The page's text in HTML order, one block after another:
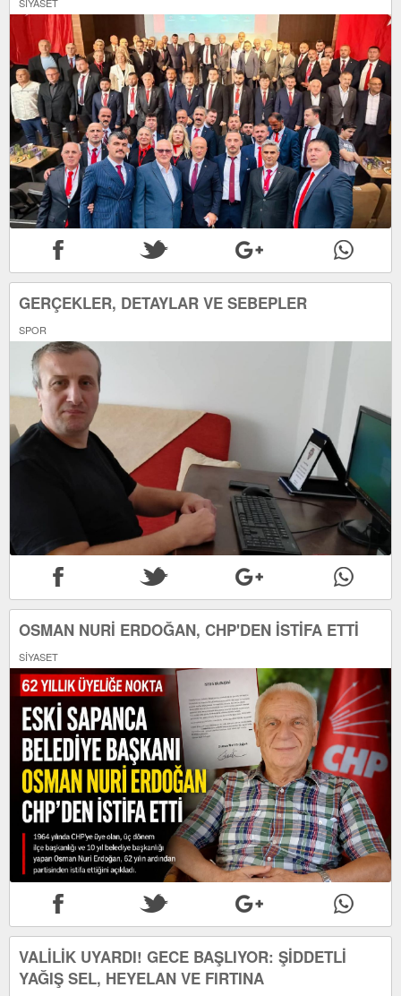
GERÇEKLER, DETAYLAR VE SEBEPLER
SPOR
OSMAN NURİ ERDOĞAN, CHP'DEN İSTİFA ETTİ
SİYASET
VALİLİK UYARDI! GECE BAŞLIYOR: ŞİDDETLİ
YAĞIŞ SEL, HEYELAN VE FIRTINA